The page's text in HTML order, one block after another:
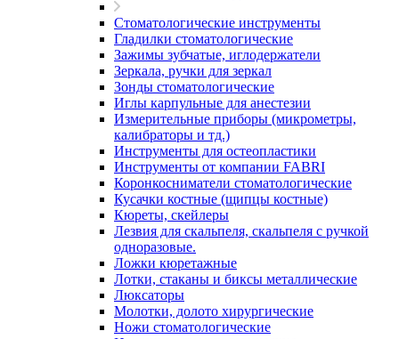
Стоматологические инструменты
Гладилки стоматологические
Зажимы зубчатые, иглодержатели
Зеркала, ручки для зеркал
Зонды стоматологические
Иглы карпульные для анестезии
Измерительные приборы (микрометры,
калибраторы и тд.)
Инструменты для остеопластики
Инструменты от компании FABRI
Коронкосниматели стоматологические
Кусачки костные (щипцы костные)
Кюреты, скейлеры
Лезвия для скальпеля, скальпеля с ручкой
одноразовые.
Ложки кюретажные
Лотки, стаканы и биксы металлические
Люксаторы
Молотки, долото хирургические
Ножи стоматологические